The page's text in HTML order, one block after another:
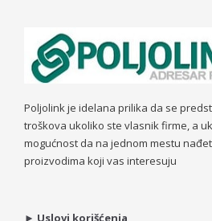
Poljolink je idelana prilika da se
troškova ukoliko ste vlasnik firme, a
mogućnost da na jednom mestu
proizvodima koji vas interesuju
► Uslovi korišćenja